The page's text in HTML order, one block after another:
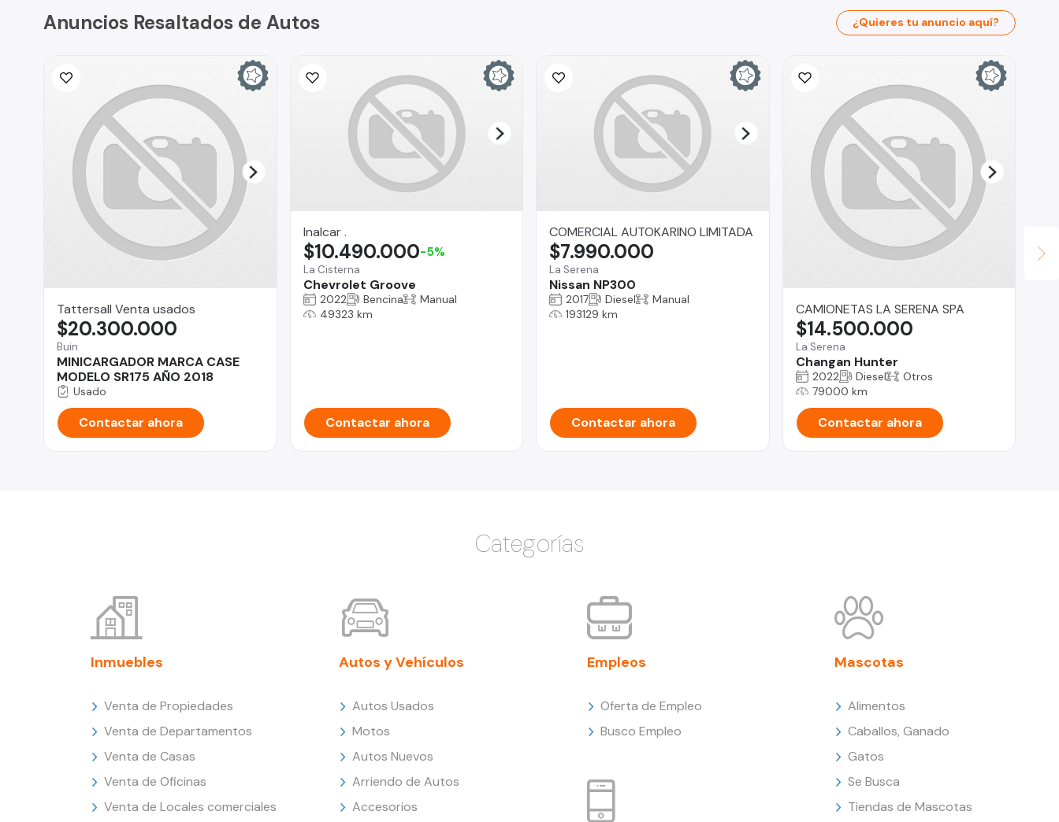
Anuncios Resaltados de Autos ¿Quieres tu anuncio aquí?
Tattersall Venta usados
Buin
MINICARGADOR MARCA CASE
MODELO SR175 AÑO 2018
$20.300.000
Usado
Contactar ahora
Inalcar .
La Cisterna
Chevrolet Groove
$10.490.000-5%
2022 Bencina
Manual
49323 km
Contactar ahora
COMERCIAL AUTOKARINO LIMITADA
La Serena
Nissan NP300
$7.990.000
2017 Diesel
Manual
193129 km
Contactar ahora
CAMIONETAS LA SERENA SPA
La Serena
Changan Hunter
$14.500.000
2022 Diesel
Otros
79000 km
Contactar ahora
Categorías
Inmuebles
Venta de Propiedades
Venta de Departamentos
Venta de Casas
Venta de Oficinas
Venta de Locales comerciales
Autos y Vehículos
Autos Usados
Motos
Autos Nuevos
Arriendo de Autos
Accesorios
Empleos
Oferta de Empleo
Busco Empleo
Mascotas
Alimentos
Caballos, Ganado
Gatos
Se Busca
Tiendas de Mascotas